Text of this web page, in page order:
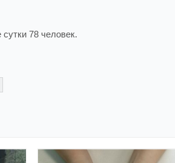
78 человек.